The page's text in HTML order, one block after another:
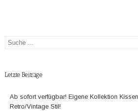
Letzte Beiträge
Ab sofort verfügbar! Eigene Kollektion
Retro/Vintage Stil!